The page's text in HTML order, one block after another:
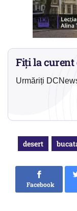
Fiți la curent
Urmăriți
desert
Facebook